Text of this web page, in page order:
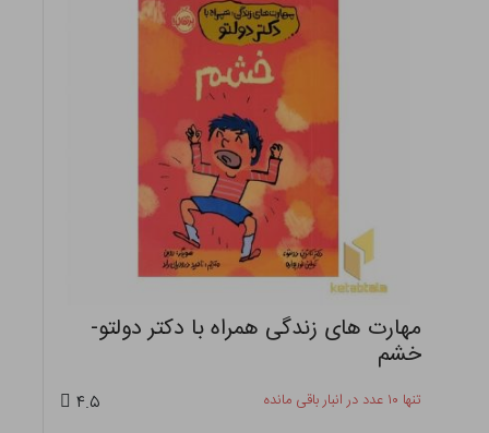
مهارت های زندگی همراه با دکتر دولتو-
خشم
تنها ۱۰ عدد در انبار باقی مانده ۴.۵